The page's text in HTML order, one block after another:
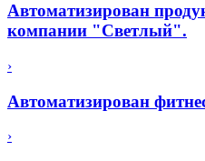
Автоматизирован
компании "Светлый".
›
Автоматизирован
›